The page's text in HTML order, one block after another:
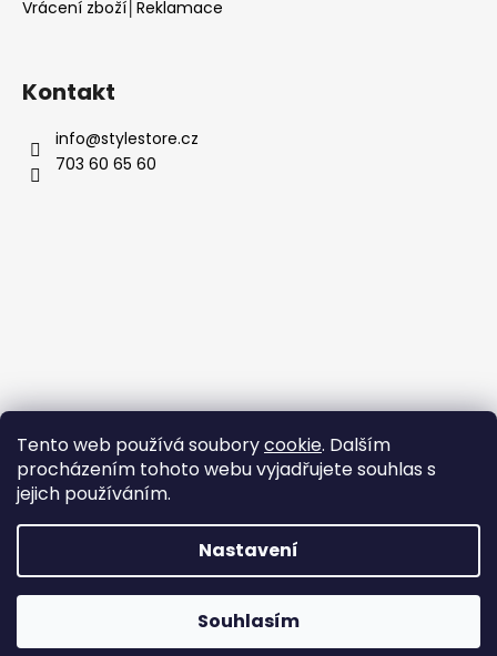
Tento web používá souborycookie. Dalším
procházením tohoto webu vyjadřujete souhlas s
jejich používáním.
Nastavení
Souhlasím
Vrácení zboží│Reklamace
Kontakt
info@stylestore.cz
703 60 65 60
StyleStore.cz. Všechna práva vyhrazena.